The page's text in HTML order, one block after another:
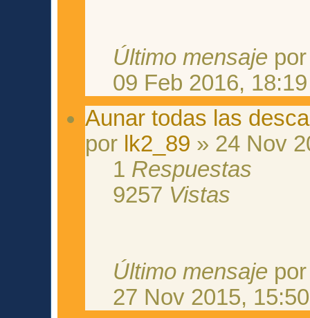
Último mensaje
09 Feb 2016, 18:19
Aunar todas las
por lk2_89 » 24 Nov
1 Respuestas
9257 Vistas
Último mensaje
27 Nov 2015, 15:50